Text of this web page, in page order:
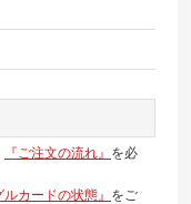
『ご注文の流れ』 を必
ルカードの状態』 をご